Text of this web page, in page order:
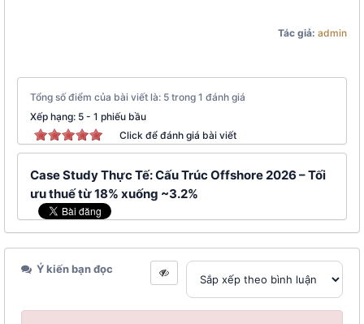
Tác giả: admin
Tổng số điểm của bài viết là: 5 trong 1 đánh giá
Xếp hạng: 5 - 1 phiếu bầu
Click để đánh giá bài viết
Case Study Thực Tế: Cấu Trúc Offshore 2026 – Tối
ưu thuế từ 18% xuống ~3.2%
Ý kiến bạn đọc